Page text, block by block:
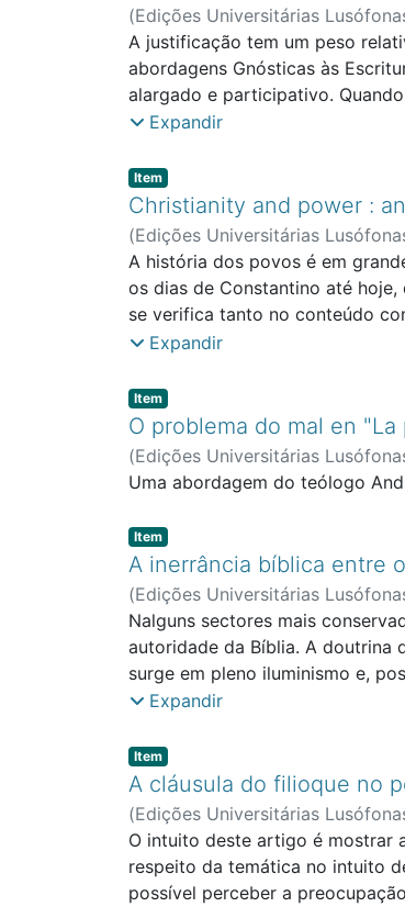
(Edições Universitárias
A justificação tem um peso
abordagens Gnósticas às
alargado e participativo.
Católicos e Protestantes. Uma
fortalecer a nossa união
Expandir
Item type:
Item,
Christianity and power :
(Edições Universitárias
A história dos povos é em
os dias de Constantino até
se verifica tanto no conteúdo
Evangelho não foi assimilada
Expandir
Item type:
Item,
O problema do mal en
(Edições Universitárias
Uma abordagem do teólogo
Item type:
Item,
A inerrância bíblica entre
(Edições Universitárias
Nalguns sectores mais
autoridade da Bíblia. A doutrina
surge em pleno iluminismo e,
filósofos franceses irão
a ideologia do género, a
dos que persistem na doutrina
Expandir
Item type:
Item,
A cláusula do filioque no
(Edições Universitárias
O intuito deste artigo é mostrar
respeito da temática no intuito
possível perceber a